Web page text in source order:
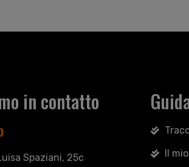
in contatto
Spaziani, 25c
Il